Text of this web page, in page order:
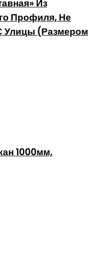
Из
Профиля, Не
Улицы (Размером
1000мм,